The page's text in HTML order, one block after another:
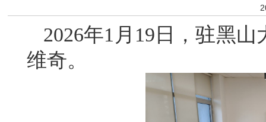
2026年1月19日，驻黑
维奇。